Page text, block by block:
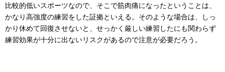
比較的低いスポーツなので、そこで筋肉痛になったということは、
かなり高強度の練習をした証拠といえる。そのような場合は、しっ
かり休めて回復させないと、せっかく厳しい練習したにも関わらず
練習効果が十分に出ないリスクがあるので注意が必要だろう。